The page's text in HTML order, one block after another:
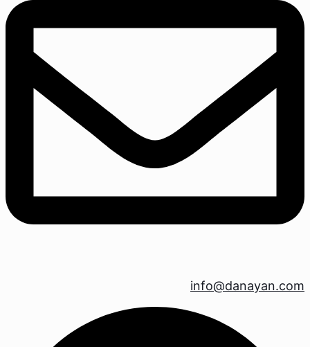
info@danayan.com